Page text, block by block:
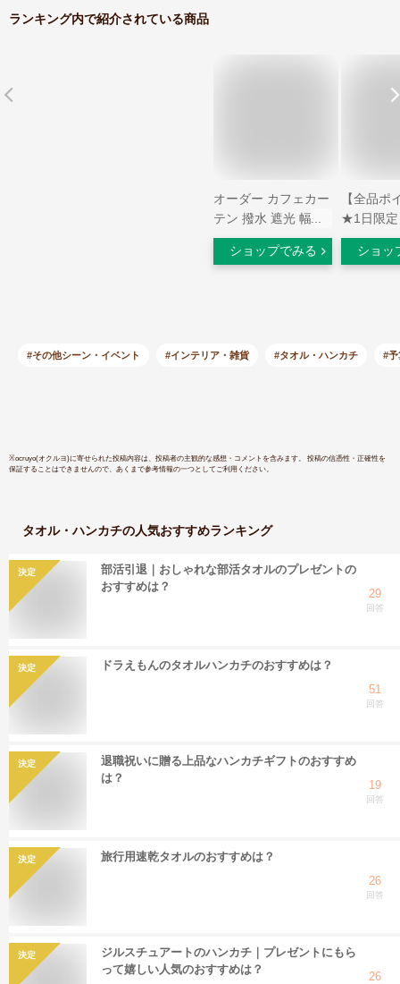
ランキング内で紹介されている商品
オーダー カフェカー
テン 撥水 遮光 幅46
～138cm×丈20～
200cm 1枚ポップデ
面所 のれん 花柄 か
ショップでみる
【全品ポ
★1日限定
ー カフェ
カーテン
さめ 小窓
ショッ
#その他シーン・イベント #インテリア・雑貨 #タオル・ハンカチ #予
※ocruyo(オクルヨ)に寄せられた投稿内容は、投稿者の主観的な感想・コメントを含みます。 投稿の信憑性・正確性を
保証することはできませんので、あくまで参考情報の一つとしてご利用ください。
タオル・ハンカチの人気おすすめランキング
決定
部活引退｜おしゃれな部活タオルのプレゼントの
おすすめは？
29
回答
決定
ドラえもんのタオルハンカチのおすすめは？
51
回答
決定
退職祝いに贈る上品なハンカチギフトのおすすめ
は？
19
回答
決定
旅行用速乾タオルのおすすめは？
26
回答
決定
ジルスチュアートのハンカチ｜プレゼントにもら
って嬉しい人気のおすすめは？
26